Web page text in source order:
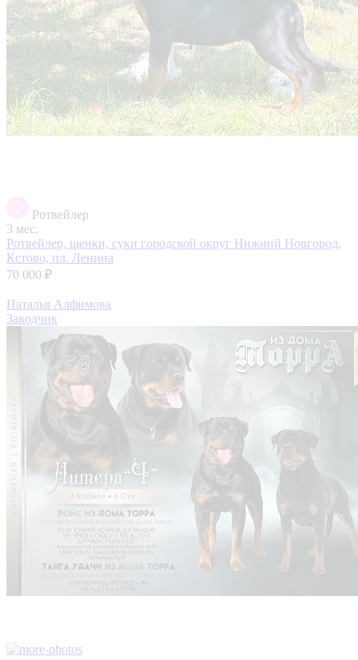
Ротвейлер
3 мес.
Ротвейлер, щенки, суки городской округ Нижний Новгород,
Кстово, пл. Ленина
70 000 ₽
Наталья Алфимова
Заводчик